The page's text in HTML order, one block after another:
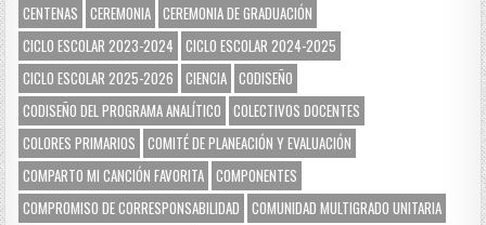
CENTENAS
CEREMONIA CEREMONIA DE GRADUACIÓN
CICLO ESCOLAR 2023-2024
CICLO ESCOLAR 2024-2025
CICLO ESCOLAR 2025-2026
CIENCIA CODISEÑO
CODISEÑO DEL PROGRAMA ANALÍTICO
COLECTIVOS DOCENTES
COLORES PRIMARIOS
COMITÉ DE PLANEACIÓN Y EVALUACIÓN
COMPARTO MI CANCIÓN FAVORITA COMPONENTES
COMPROMISO DE CORRESPONSABILIDAD
COMUNIDAD MULTIGRADO UNITARIA